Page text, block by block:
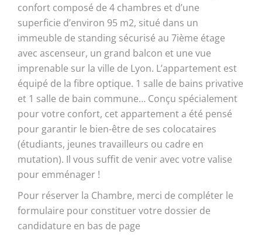
confort composé de 4 chambres et d’une
superficie d’environ 95 m2, situé dans un
immeuble de standing sécurisé au 7ième étage
avec ascenseur, un grand balcon et une vue
imprenable sur la ville de Lyon. L’appartement est
équipé de la fibre optique. 1 salle de bains privative
et 1 salle de bain commune… Conçu spécialement
pour votre confort, cet appartement a été pensé
pour garantir le bien-être de ses colocataires
(étudiants, jeunes travailleurs ou cadre en
mutation). Il vous suffit de venir avec votre valise
pour emménager !
Pour réserver la Chambre, merci de compléter le
formulaire pour constituer votre dossier de
candidature en bas de page